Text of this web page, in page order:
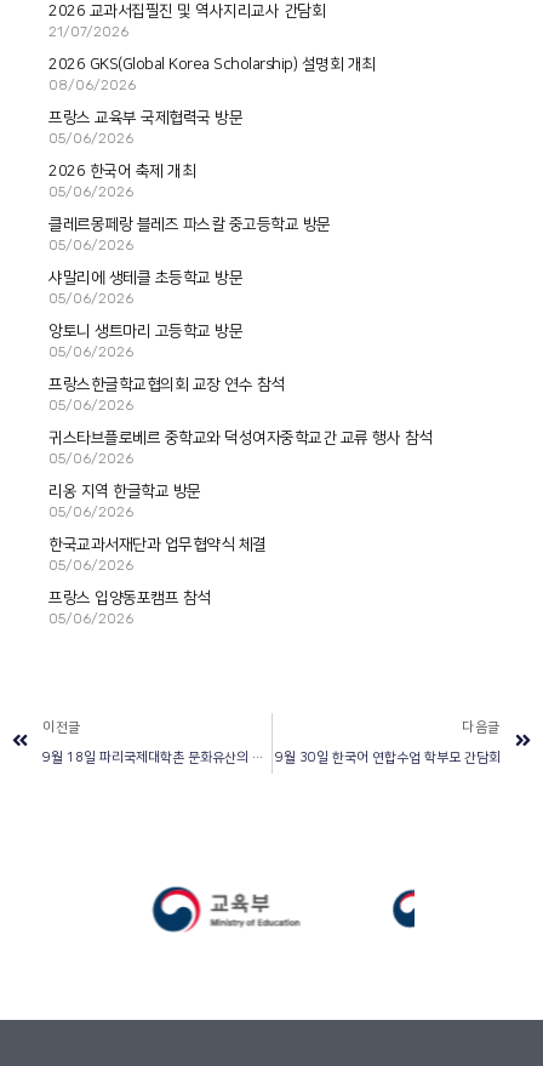
2026 교과서집필진 및 역사지리교사 간담회
21/07/2026
2026 GKS(Global Korea Scholarship) 설명회 개최
08/06/2026
프랑스 교육부 국제협력국 방문
05/06/2026
2026 한국어 축제 개최
05/06/2026
클레르몽페랑 블레즈 파스칼 중고등학교 방문
05/06/2026
샤말리에 생테클 초등학교 방문
05/06/2026
앙토니 생트마리 고등학교 방문
05/06/2026
프랑스한글학교협의회 교장 연수 참석
05/06/2026
귀스타브플로베르 중학교와 덕성여자중학교간 교류 행사 참석
05/06/2026
리옹 지역 한글학교 방문
05/06/2026
한국교과서재단과 업무협약식 체결
05/06/2026
프랑스 입양동포캠프 참석
05/06/2026
이전글
9월 18일 파리국제대학촌 문화유산의 날 기념 한국관 음악회 참석
다음글
9월 30일 한국어 연합수업 학부모 간담회